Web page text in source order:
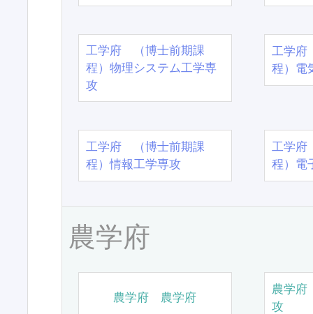
工学府 （博士前期課
程）物理システム工学専
攻
工学
程）電
工学府 （博士前期課
程）情報工学専攻
工学
程）電
農学府
農学府 農学府
農学
攻